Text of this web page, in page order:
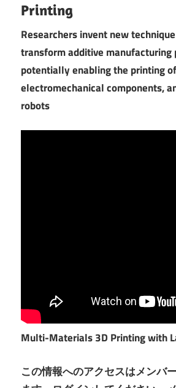
Printing
Researchers invent new
transform additive manufacturing
potentially enabling the printing
electromechanical components,
robots
Multi-Materials 3D Printing with
この情報へのアクセスはメンバ